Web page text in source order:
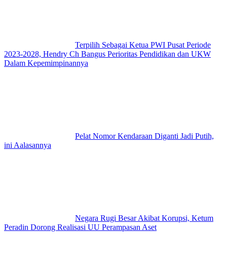
Terpilih Sebagai Ketua PWI Pusat Periode
2023-2028, Hendry Ch Bangus Perioritas Pendidikan dan UKW
Dalam Kepemimpinannya
Pelat Nomor Kendaraan Diganti Jadi Putih,
ini Aalasannya
Negara Rugi Besar Akibat Korupsi, Ketum
Peradin Dorong Realisasi UU Perampasan Aset